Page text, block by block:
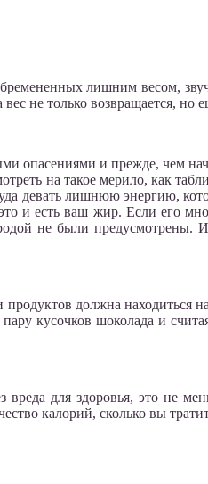
лишним весом,
не только возвращается, но
опасениями и прежде, чем
на такое мерило, как
девать лишнюю энергию,
и есть ваш жир. Если его
не были предусмотрены.
продуктов должна
кусочков шоколада и
вреда для здоровья, это не
калорий, сколько вы